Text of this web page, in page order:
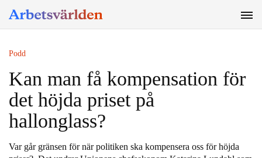
Podd
Kan man få kompensation för
det höjda priset på
hallonglass?
Var går gränsen för när politiken ska kompensera oss för höjda